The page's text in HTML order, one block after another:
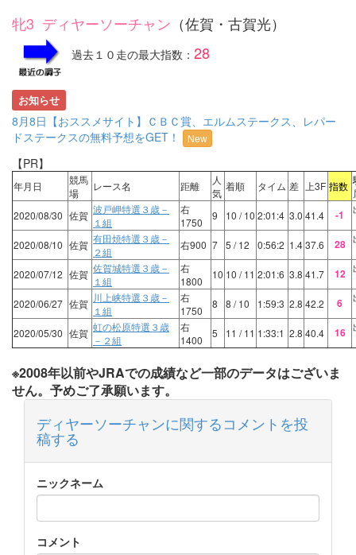
牝3 ディヤーソーチャン （佐賀・古賀光）
過去１０走の最大指数： 28
お知らせ
8月8日【おススメサイト】ＣＢＣ賞、エルムステークス、レパー
ドステークスの無料予想をGET！
New
【PR】
年月日
競馬
場
レース名 距離
人
気
着順 タイム 差 上3F 指数
2020/08/30 佐賀 波戸岬特選３歳－
１組
右
1750
9 10 / 10 2:01:4 3.0 41.4 -1
2020/08/10 佐賀 有田焼特選３歳－
２組
右900 7 5 / 12 0:56:2 1.437.6 28
2020/07/12 佐賀 佐賀城特選３歳－
１組
右
1800
10 10 / 11 2:01:6 3.8 41.7 12
2020/06/27 佐賀 川上峡特選３歳－
１組
右
1750
8 8 / 10 1:59:3 2.8 42.2 6
2020/05/30 佐賀 虹の松原特選３歳
－２組
右
1400
5 11 / 11 1:33:1 2.8 40.4 16
※2008年以前やJRAでの成績など一部のデータはございま
せん。予めご了承願います。
ディヤーソーチャンに関するコメントを投
稿する
ニックネーム
コメント